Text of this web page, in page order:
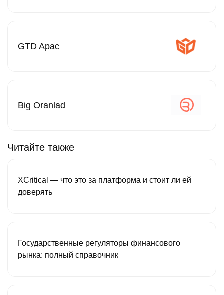
GTD Apac
Big Oranlad
Читайте также
XCritical — что это за платформа и стоит ли ей
доверять
Государственные регуляторы финансового
рынка: полный справочник